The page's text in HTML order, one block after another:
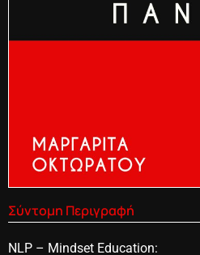
Σύντομη Περιγραφή
NLP – Mindset Education: